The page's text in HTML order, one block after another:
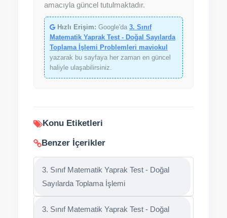
amacıyla güncel tutulmaktadır.
Hızlı Erişim: Google'da 3. Sınıf
Matematik Yaprak Test - Doğal Sayılarda
Toplama İşlemi Problemleri maviokul
yazarak bu sayfaya her zaman en güncel
haliyle ulaşabilirsiniz.
Konu Etiketleri
Benzer İçerikler
3. Sınıf Matematik Yaprak Test - Doğal
Sayılarda Toplama İşlemi
3. Sınıf Matematik Yaprak Test - Doğal